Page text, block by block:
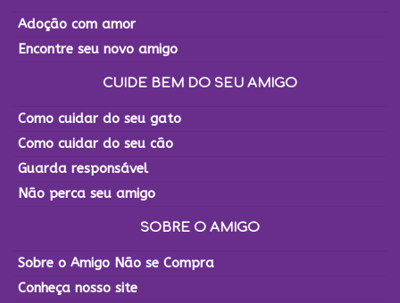
Adoção com amor
Encontre seu novo amigo
CUIDE BEM DO SEU AMIGO
Como cuidar do seu gato
Como cuidar do seu cão
Guarda responsável
Não perca seu amigo
SOBRE O AMIGO
Sobre o Amigo Não se Compra
Conheça nosso site